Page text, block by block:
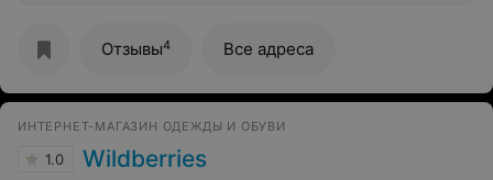
сложно, решили экономить, понимаю. Я отказалась,
так как была с рюкзаком и пакет в принципе мне был
вот так в первозданном виде, я имею ввиду даже
вообще как, т.е. если человек не хочет платный пакет,
забирай как тряпку. Это жесть, ну ребята. Все товары
должны быть в упаковке. Я в шоке, просто.
Отзывы4 Все адреса
ИНТЕРНЕТ-МАГАЗИН ОДЕЖДЫ И ОБУВИ
1.0 Wildberries